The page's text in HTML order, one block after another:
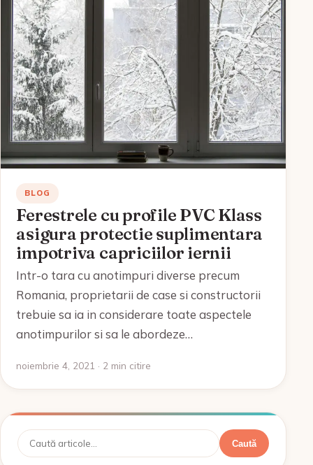
BLOG
Ferestrele cu profile PVC Klass
asigura protectie suplimentara
impotriva capriciilor iernii
Intr-o tara cu anotimpuri diverse precum
Romania, proprietarii de case si constructorii
trebuie sa ia in considerare toate aspectele
anotimpurilor si sa le abordeze…
noiembrie 4, 2021 · 2 min citire
Caută Caută